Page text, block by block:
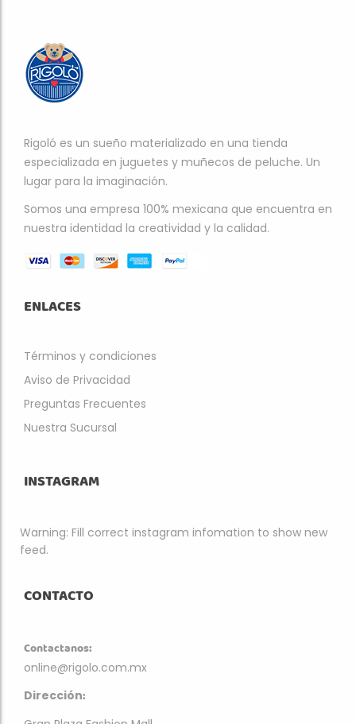
Rigoló es un sueño materializado en una tienda
especializada en juguetes y muñecos de peluche. Un
lugar para la imaginación.
Somos una empresa 100% mexicana que encuentra en
nuestra identidad la creatividad y la calidad.
ENLACES
Términos y condiciones
Aviso de Privacidad
Preguntas Frecuentes
Nuestra Sucursal
INSTAGRAM
Warning: Fill correct instagram infomation to show new
feed.
CONTACTO
Contactanos:
online@rigolo.com.mx
Dirección: